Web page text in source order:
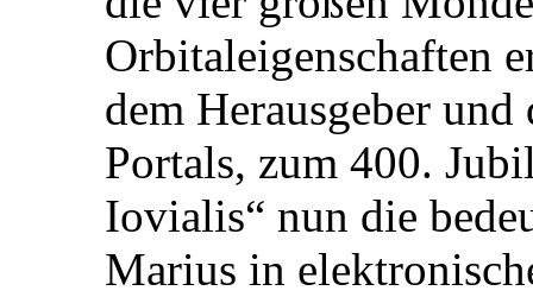
Orbitaleigenschaften
dem Herausgeber
Portals, zum 400.
Iovialis“ nun die
Marius in